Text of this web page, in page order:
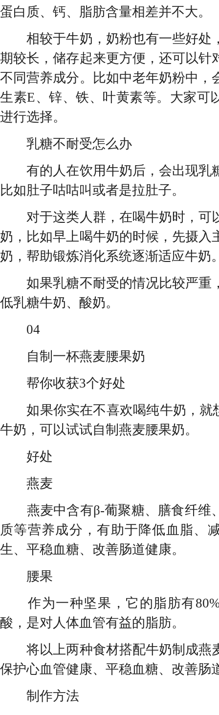
蛋白质、钙、脂肪含量相差并不大。
相较于牛奶，奶粉也有一些好处
期较长，储存起来更方便，还可以针
不同营养成分。比如中老年奶粉中，
生素E、锌、铁、叶黄素等。大家可
进行选择。
乳糖不耐受怎么办
有的人在饮用牛奶后，会出现乳
比如肚子咕咕叫或者是拉肚子。
对于这类人群，在喝牛奶时，可
奶，比如早上喝牛奶的时候，先摄入
奶，帮助锻炼消化系统逐渐适应牛奶
如果乳糖不耐受的情况比较严重
低乳糖牛奶、酸奶。
04
自制一杯燕麦腰果奶
帮你收获3个好处
如果你实在不喜欢喝纯牛奶，就
牛奶，可以试试自制燕麦腰果奶。
好处
燕麦
燕麦中含有β-葡聚糖、膳食纤维
质等营养成分，有助于降低血脂、
生、平稳血糖、改善肠道健康。
腰果
作为一种坚果，它的脂肪有
酸，是对人体血管有益的脂肪。
将以上两种食材搭配牛奶制成燕
保护心血管健康、平稳血糖、改善肠
制作方法